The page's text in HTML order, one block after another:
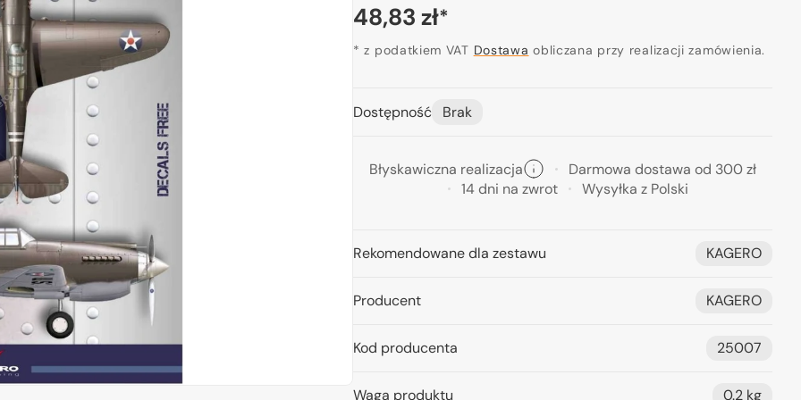
Cena
regularna
48,83 zł*
* z podatkiem VAT Dostawa obliczana przy realizacji zamówienia.
Dostępność Brak
Błyskawiczna realizacja
Darmowa dostawa od 300 zł
14 dni na zwrot
Wysyłka z Polski
Rekomendowane dla zestawu KAGERO
Producent KAGERO
Kod producenta 25007
Waga produktu 0.2 kg